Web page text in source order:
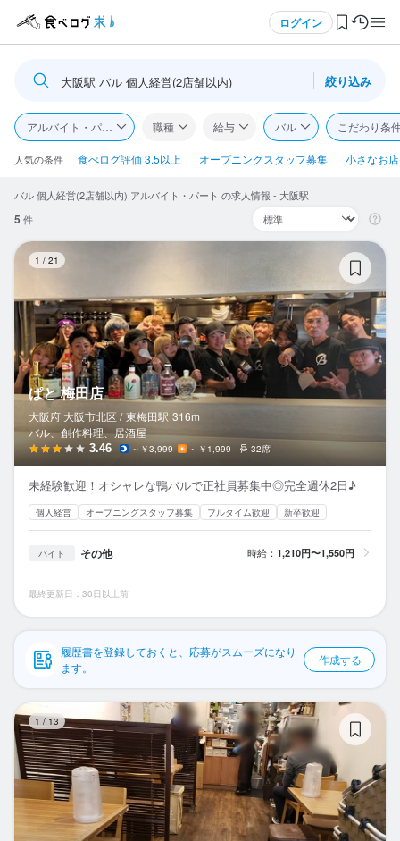
ログイン
ログイン・無料会員登録
食べログ求人TOP
求人検索
気になる求人
検索履歴・保存した条件
応募履歴
WEB履歴書
スカウト・メルマガ受信設定
ヘルプ・お問い合わせフォーム
掲載をご検討の店舗様へ
プライバシーポリシー
利用規約
大阪駅 バル 個人経営(2店舗以内) 絞り込み
アルバイト・パート 職種 給与 バル こだわり条
人気の条件 食べログ評価 3.5以上 オープニングスタッフ募集 小さなお
バル 個人経営(2店舗以内) アルバイト・パート の求人情報 - 大阪駅
5 件
1 / 21
ぱと 梅田店
大阪府 大阪市北区 / 東梅田駅 316m
バル、創作料理、居酒屋
3.46 ～￥3,999 ～￥1,999 32席
未経験歓迎！オシャレな鴨バルで正社員募集中◎完全週休2日♪
個人経営 オープニングスタッフ募集 フルタイム歓迎 新卒歓迎
バイト その他 時給： 1,210円〜1,550円
最終更新日：30日以上前
履歴書を登録しておくと、応募がスムーズになり
ます。
作成する
1 /13